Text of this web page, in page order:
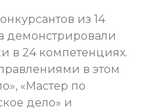
из 14
демонстрировали
в 24 компетенциях.
в этом
«Мастер по
дело» и